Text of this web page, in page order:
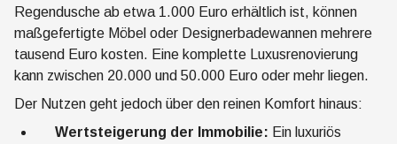
Regendusche ab etwa 1.000 Euro erhältlich ist, können
maßgefertigte Möbel oder Designerbadewannen mehrere
tausend Euro kosten. Eine komplette Luxusrenovierung
kann zwischen 20.000 und 50.000 Euro oder mehr liegen.
Der Nutzen geht jedoch über den reinen Komfort hinaus:
Wertsteigerung der Immobilie: Ein luxuriös